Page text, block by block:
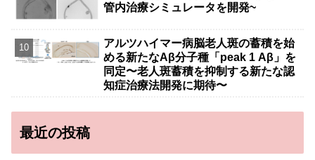
管内治療シミュレータを開発~
アルツハイマー病脳老人斑の蓄積を始
める新たなAβ分子種「peak 1 Aβ」を
同定〜老人斑蓄積を抑制する新たな認
知症治療法開発に期待〜
最近の投稿